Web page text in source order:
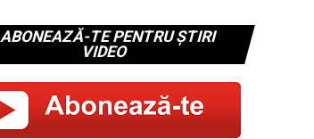
ABONEAZĂ-TE PENTRU ȘTIRI
VIDEO